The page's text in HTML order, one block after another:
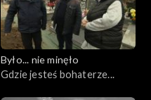
Było... nie minęło
Gdzie jesteś bohaterze...